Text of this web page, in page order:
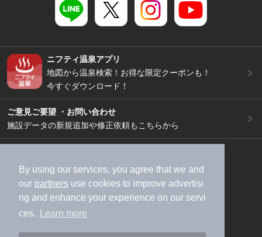
By using our services, you agree that we and
our partners use cookies to improve advertisi
ng and enhance your experience on our servi
ces.
Learn more
ニフティ温泉アプリ
地図から温泉検索！お得な限定クーポンも！
今すぐダウンロード！
ご意見ご要望 ・お問い合わせ
施設データの新規追加や修正依頼もこちらから
加盟店募集（資料請求）
広告出稿のご案内
利用規約
ライフスタイルMEMBERS+規約
特定商取引法に基づく表記
ヘルプ
採用情報
運営会社